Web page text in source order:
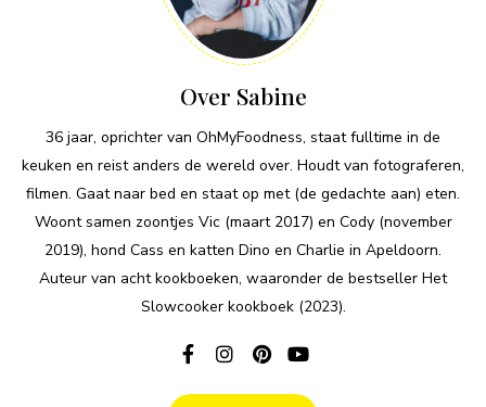
Over Sabine
36 jaar, oprichter van OhMyFoodness, staat fulltime in de
keuken en reist anders de wereld over. Houdt van fotograferen,
filmen. Gaat naar bed en staat op met (de gedachte aan) eten.
Woont samen zoontjes Vic (maart 2017) en Cody (november
2019), hond Cass en katten Dino en Charlie in Apeldoorn.
Auteur van acht kookboeken, waaronder de bestseller Het
Slowcooker kookboek (2023).